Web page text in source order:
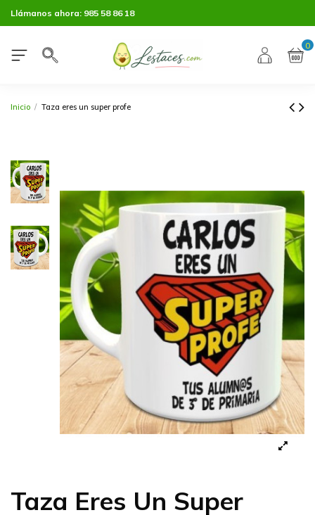
Llámanos ahora: 985 58 86 18
0
Inicio Taza eres un super profe
Taza Eres Un Super